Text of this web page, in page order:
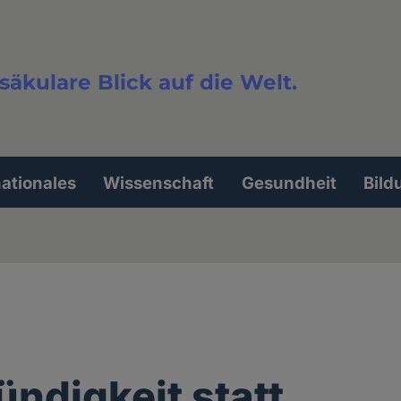
Blick auf die Welt.
Wissenschaft Gesundheit